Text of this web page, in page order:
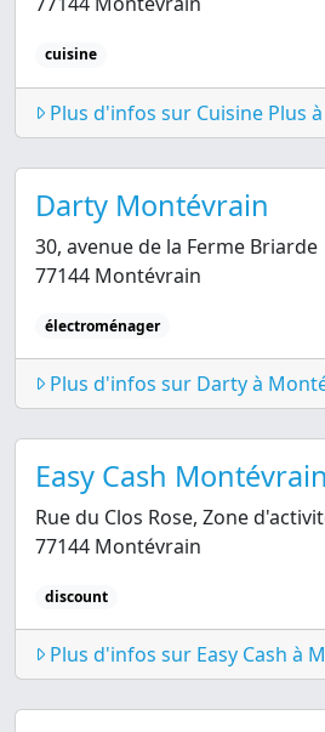
cuisine
Plus d'infos sur Cuisine Plus
Darty Montévrain
30, avenue de la Ferme Briarde
77144 Montévrain
électroménager
Plus d'infos sur Darty à
Easy Cash Montévrain
Rue du Clos Rose, Zone
77144 Montévrain
discount
Plus d'infos sur Easy Cash à